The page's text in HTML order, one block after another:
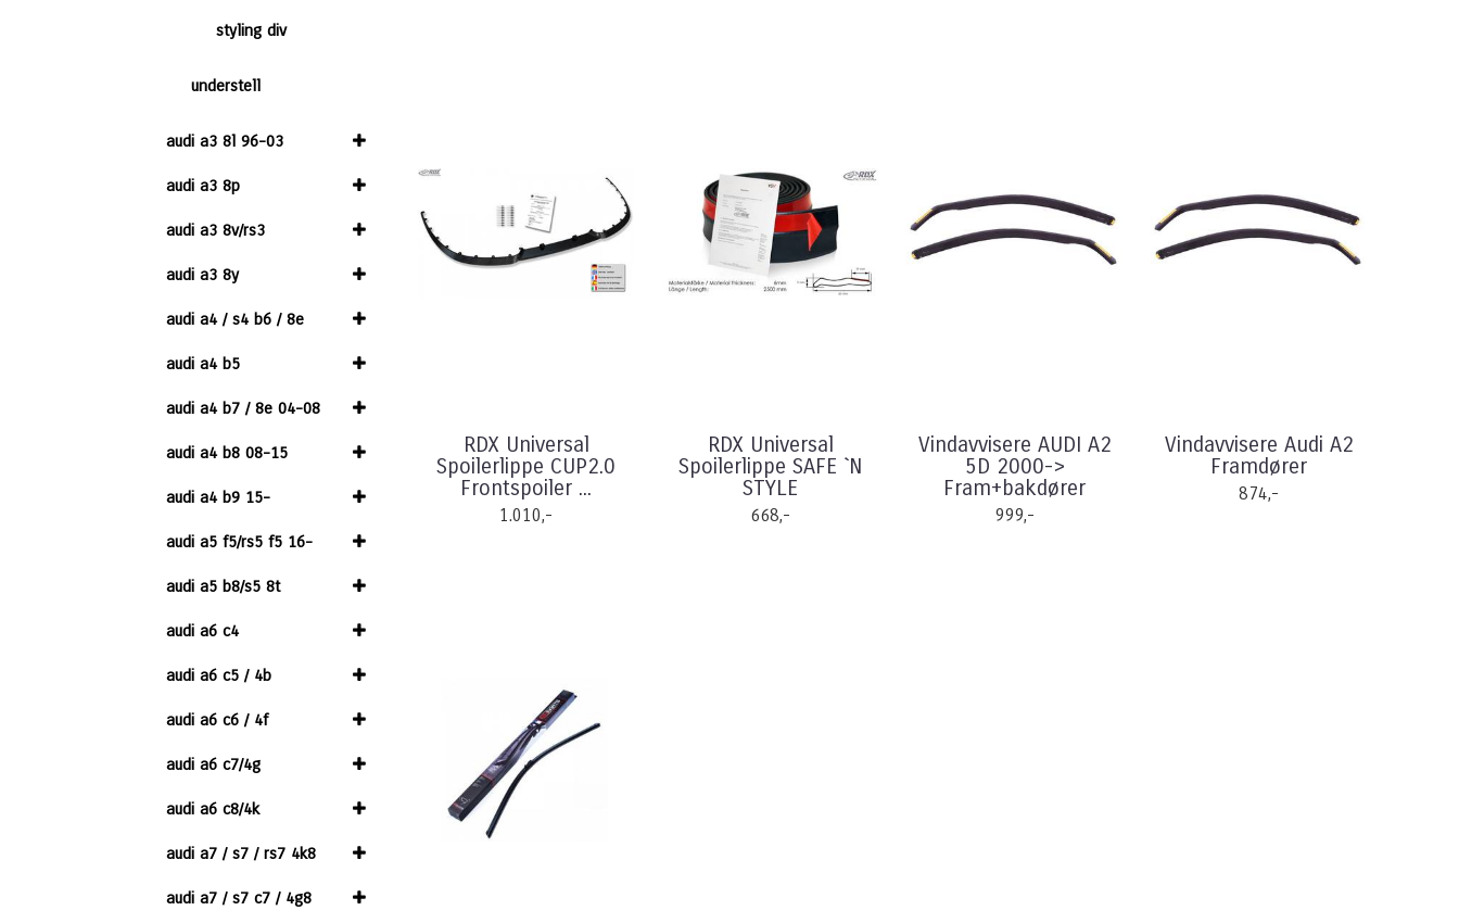
styling div
understell
audi a3 8l 96-03
audi a3 8p
audi a3 8v/rs3
audi a3 8y
audi a4 / s4 b6 / 8e
audi a4 b5
audi a4 b7 / 8e 04-08
audi a4 b8 08-15
audi a4 b9 15-
audi a5 f5/rs5 f5 16-
audi a5 b8/s5 8t
audi a6 c4
audi a6 c5 / 4b
audi a6 c6 / 4f
audi a6 c7/4g
audi a6 c8/4k
audi a7 / s7 / rs7 4k8
audi a7 / s7 c7 / 4g8
RDX Universal
Spoilerlippe CUP2.0
Frontspoiler ...
1.010,-
RDX Universal
Spoilerlippe SAFE `N
STYLE
668,-
Vindavvisere AUDI A2
5D 2000->
Fram+bakdører
999,-
Vindavvisere Audi A2
Framdører
874,-